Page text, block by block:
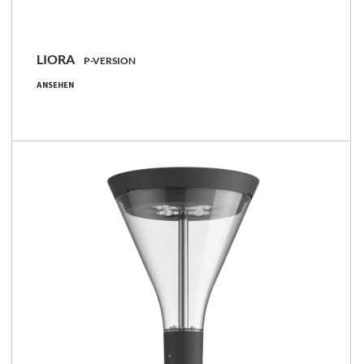
LIORA P-VERSION
ANSEHEN